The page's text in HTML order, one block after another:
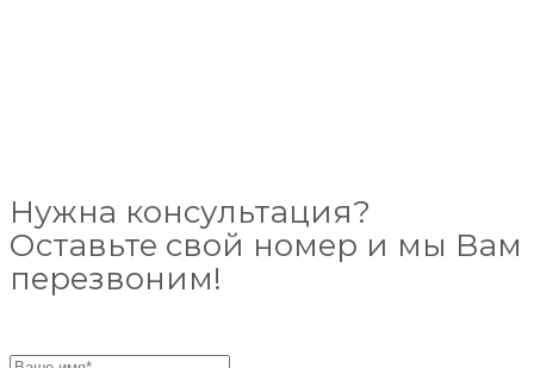
Нужна консультация?
Оставьте свой номер и мы Вам
перезвоним!